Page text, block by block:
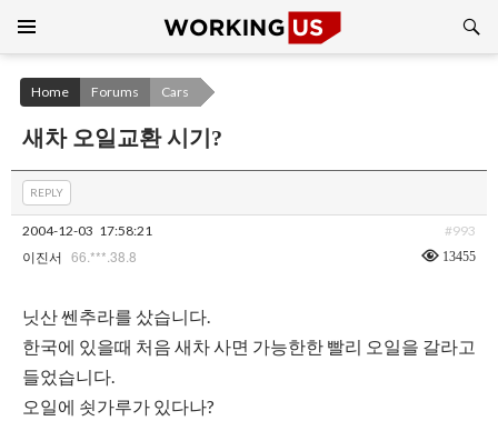
CONTENT
Home Forums Cars
새차 오일교환 시기?
REPLY
2004-12-03 17:58:21 #993
이진서 66.***.38.8 13455
닛산 쎈추라를 샀습니다.
한국에 있을때 처음 새차 사면 가능한한 빨리 오일을 갈라고
들었습니다.
오일에 쇳가루가 있다나?